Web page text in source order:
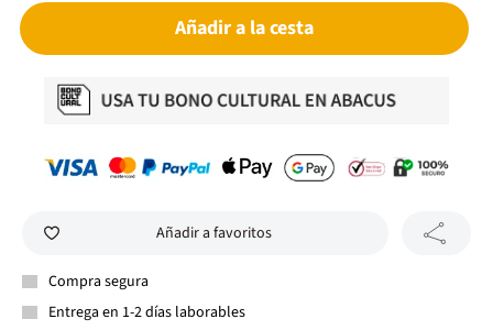
Añadir a la cesta
Añadir a favoritos
Compra segura
Entrega en 1-2 días laborables